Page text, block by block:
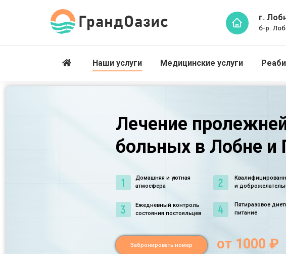
г.
б-р.
Наши услуги Медицинские услуги
Лечение
больных в Лобне и
Домашняя и уютная
атмосфера
Ежедневный контроль
состояния постояльцев
и
Пятиразовое
питание
Забронировать номер от 1000 ₽